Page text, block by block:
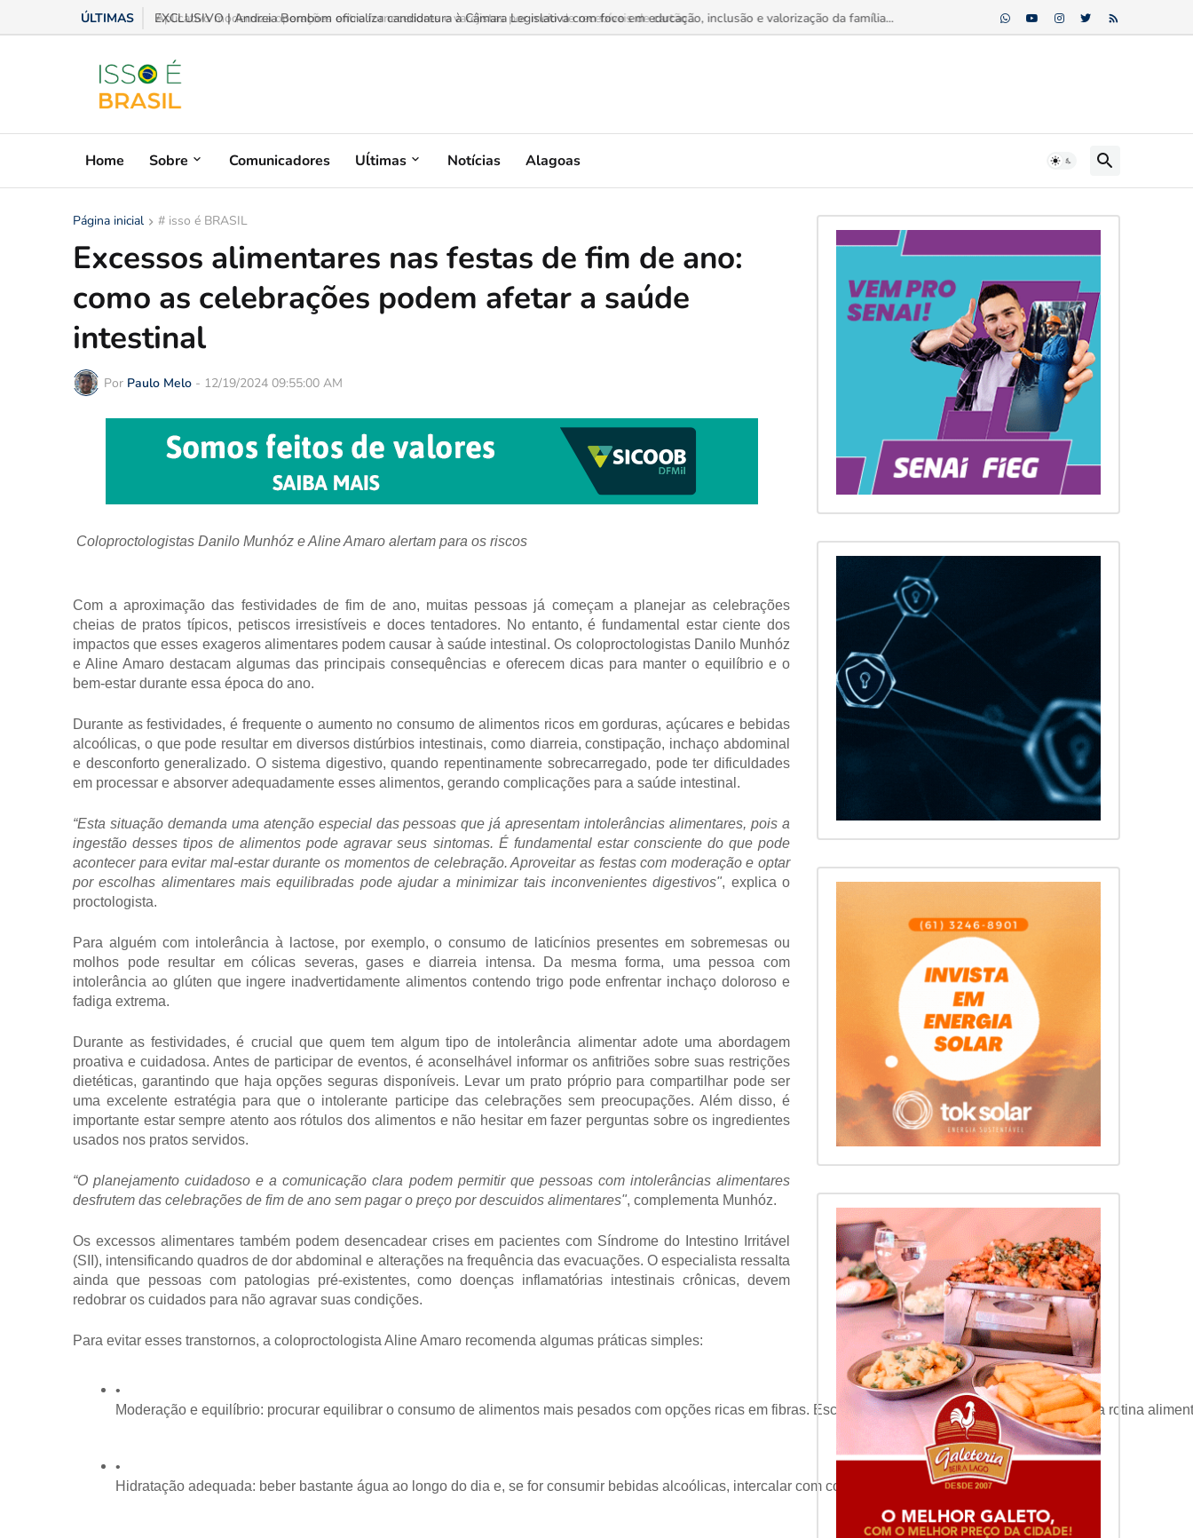
ÚLTIMAS Aplicativo moderniza operações entre fornecedores e varejistas por meio de recebíveis de cartão...
Home Sobre Comunicadores Uĺtimas Notícias Alagoas
Página inicial # isso é BRASIL
Excessos alimentares nas festas de fim de ano:
como as celebrações podem afetar a saúde
intestinal
Por Paulo Melo - 12/19/2024 09:55:00 AM
Coloproctologistas Danilo Munhóz e Aline Amaro alertam para os riscos
Com a aproximação das festividades de fim de ano, muitas pessoas já começam a planejar as celebrações
cheias de pratos típicos, petiscos irresistíveis e doces tentadores. No entanto, é fundamental estar ciente dos
impactos que esses exageros alimentares podem causar à saúde intestinal. Os coloproctologistas Danilo Munhóz
e Aline Amaro destacam algumas das principais consequências e oferecem dicas para manter o equilíbrio e o
bem-estar durante essa época do ano.
Durante as festividades, é frequente o aumento no consumo de alimentos ricos em gorduras, açúcares e bebidas
alcoólicas, o que pode resultar em diversos distúrbios intestinais, como diarreia, constipação, inchaço abdominal
e desconforto generalizado. O sistema digestivo, quando repentinamente sobrecarregado, pode ter dificuldades
em processar e absorver adequadamente esses alimentos, gerando complicações para a saúde intestinal.
“Esta situação demanda uma atenção especial das pessoas que já apresentam intolerâncias alimentares, pois a
ingestão desses tipos de alimentos pode agravar seus sintomas. É fundamental estar consciente do que pode
acontecer para evitar mal-estar durante os momentos de celebração. Aproveitar as festas com moderação e optar
por escolhas alimentares mais equilibradas pode ajudar a minimizar tais inconvenientes digestivos", explica o
proctologista.
Para alguém com intolerância à lactose, por exemplo, o consumo de laticínios presentes em sobremesas ou
molhos pode resultar em cólicas severas, gases e diarreia intensa. Da mesma forma, uma pessoa com
intolerância ao glúten que ingere inadvertidamente alimentos contendo trigo pode enfrentar inchaço doloroso e
fadiga extrema.
Durante as festividades, é crucial que quem tem algum tipo de intolerância alimentar adote uma abordagem
proativa e cuidadosa. Antes de participar de eventos, é aconselhável informar os anfitriões sobre suas restrições
dietéticas, garantindo que haja opções seguras disponíveis. Levar um prato próprio para compartilhar pode ser
uma excelente estratégia para que o intolerante participe das celebrações sem preocupações. Além disso, é
importante estar sempre atento aos rótulos dos alimentos e não hesitar em fazer perguntas sobre os ingredientes
usados nos pratos servidos.
“O planejamento cuidadoso e a comunicação clara podem permitir que pessoas com intolerâncias alimentares
desfrutem das celebrações de fim de ano sem pagar o preço por descuidos alimentares", complementa Munhóz.
Os excessos alimentares também podem desencadear crises em pacientes com Síndrome do Intestino Irritável
(SII), intensificando quadros de dor abdominal e alterações na frequência das evacuações. O especialista ressalta
ainda que pessoas com patologias pré-existentes, como doenças inflamatórias intestinais crônicas, devem
redobrar os cuidados para não agravar suas condições.
Para evitar esses transtornos, a coloproctologista Aline Amaro recomenda algumas práticas simples:
Moderação e equilíbrio: procurar equilibrar o consumo de alimentos mais pesados com opções ricas em fibras. Escolha apenas uma refeição para sair da sua rotina
Hidratação adequada: beber bastante água ao longo do dia e, se for consumir bebidas alcoólicas, intercalar com copos de água.